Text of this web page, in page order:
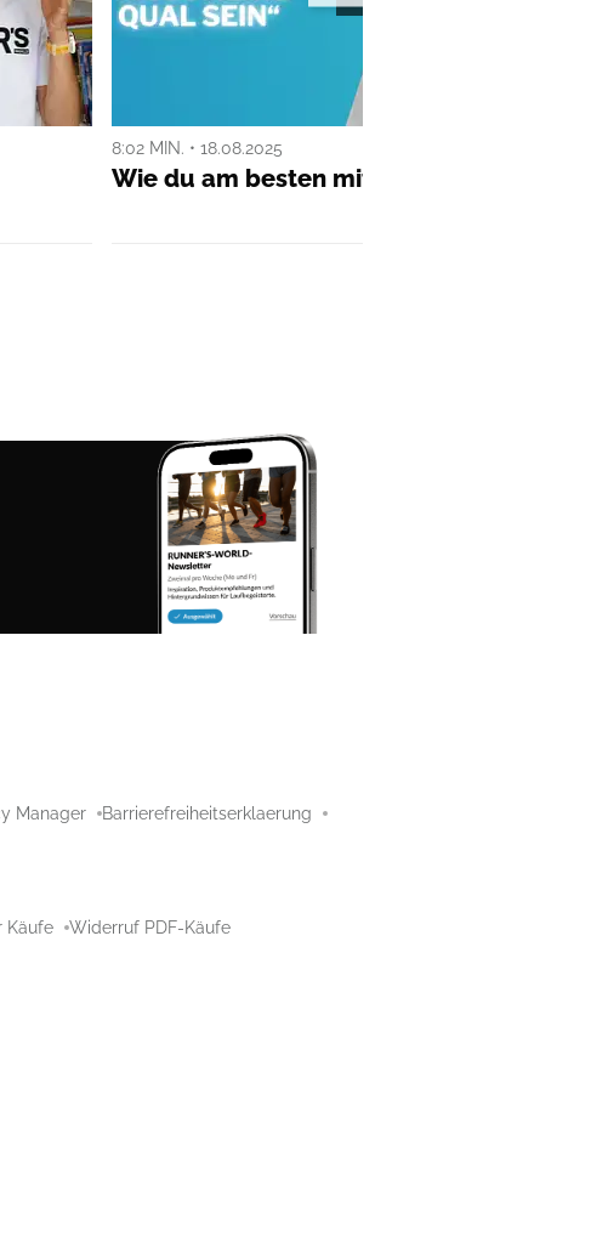
8:02 MIN. • 18.08.2025
Wie du am besten mit dem Laufen
Manager
Barrierefreiheitserklaerung
Käufe Widerruf PDF-Käufe